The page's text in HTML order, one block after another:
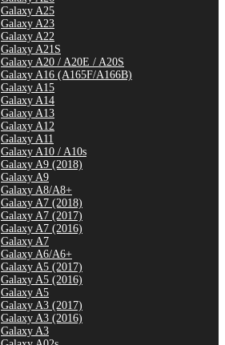
Galaxy A25
Galaxy A23
Galaxy A22
Galaxy A21S
Galaxy A20 / A20E / A20S
Galaxy A16 (A165F/A166B)
Galaxy A15
Galaxy A14
Galaxy A13
Galaxy A12
Galaxy A11
Galaxy A10 / A10s
Galaxy A9 (2018)
Galaxy A9
Galaxy A8/A8+
Galaxy A7 (2018)
Galaxy A7 (2017)
Galaxy A7 (2016)
Galaxy A7
Galaxy A6/A6+
Galaxy A5 (2017)
Galaxy A5 (2016)
Galaxy A5
Galaxy A3 (2017)
Galaxy A3 (2016)
Galaxy A3